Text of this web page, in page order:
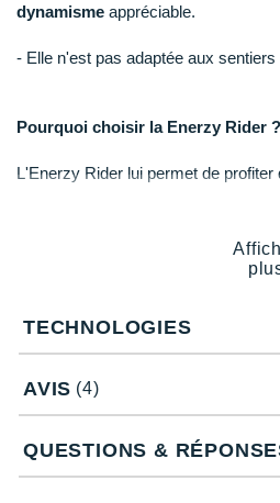
dynamisme appréciable.
- Elle n'est pas adaptée aux
Pourquoi choisir la Enerzy Rider ?
L'Enerzy Rider lui permet de
Caractéristiques de la Enerzy Rider
Drop
Amorti: la semelle
TECHNOLOGIES
AVIS (4)
QUESTIONS &
Raidlight
Reebok
Shokz
Smoon
Speedo